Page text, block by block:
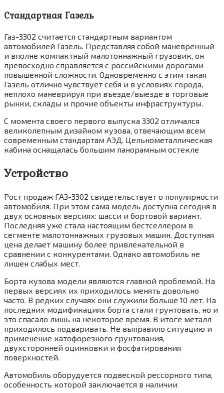
Стандартная Газель
Газ-3302 считается стандартным вариантом
автомобилей Газель. Представляя собой маневренный
и вполне компактный малотоннажный грузовик, он
превосходно справляется с российскими дорогами
повышенной сложности. Одновременно с этим такая
Газель отлично чувствует себя и в условиях города,
неплохо маневрируя при въезде/выезде в торговые
рынки, склады и прочие объекты инфраструктуры.
С момента своего первого выпуска 3302 отличался
великолепным дизайном кузова, отвечающим всем
современным стандартам АЭД. Цельнометаллическая
кабина оснащалась большим панорамным остекле
Устройство
Рост продаж ГАЗ-3302 свидетельствует о популярности
автомобиля. При этом сама модель доступна сегодня в
двух основных версиях: шасси и бортовой вариант.
Последняя уже стала настоящим бестселлером в
сегменте малотоннажных грузовых машин. Доступная
цена делает машину более привлекательной в
сравнении с конкурентами. Однако автомобиль не
лишен слабых мест.
Борта кузова модели являются главной проблемой. На
первых версиях их приходилось менять довольно
часто. В редких случаях они служили больше 10 лет. На
последних модификациях борта стали грунтовать, но и
это спасало лишь на некоторое время. В итоге металл
приходилось подваривать. Не выправило ситуацию и
применение катофорезного грунтования,
двухсторонней оцинковки и фосфатирования
поверхностей.
Автомобиль оборудуется подвеской рессорного типа,
особенность которой заключается в наличии